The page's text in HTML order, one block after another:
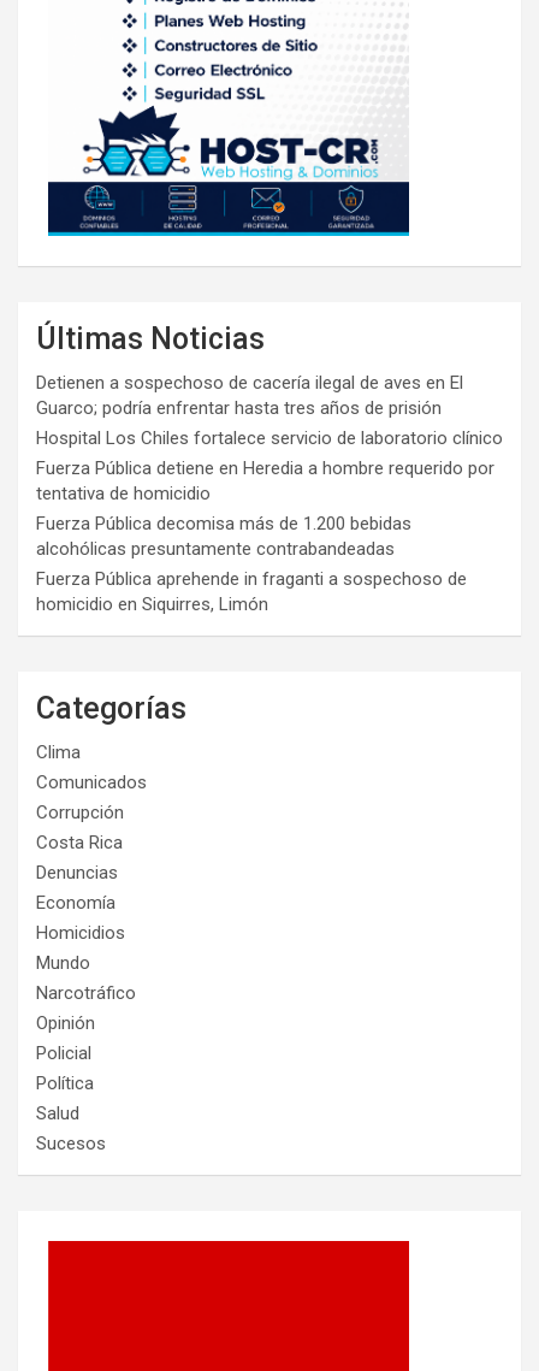
Últimas Noticias
Detienen a sospechoso de cacería ilegal de aves en El
Guarco; podría enfrentar hasta tres años de prisión
Hospital Los Chiles fortalece servicio de laboratorio clínico
Fuerza Pública detiene en Heredia a hombre requerido por
tentativa de homicidio
Fuerza Pública decomisa más de 1.200 bebidas
alcohólicas presuntamente contrabandeadas
Fuerza Pública aprehende in fraganti a sospechoso de
homicidio en Siquirres, Limón
Categorías
Clima
Comunicados
Corrupción
Costa Rica
Denuncias
Economía
Homicidios
Mundo
Narcotráfico
Opinión
Policial
Política
Salud
Sucesos